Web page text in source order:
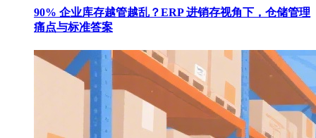
90% 企业库存越管越乱？ERP 进销存视角下，仓储管理
痛点与标准答案